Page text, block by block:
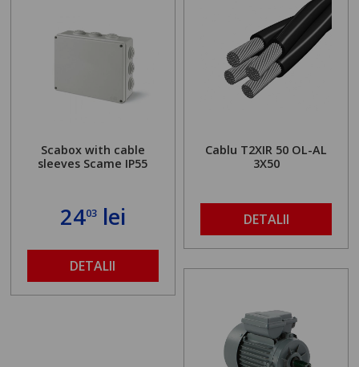
Scabox with cable
sleeves Scame IP55
2403lei
DETALII
Cablu T2XIR 50 OL-AL
3X50
DETALII